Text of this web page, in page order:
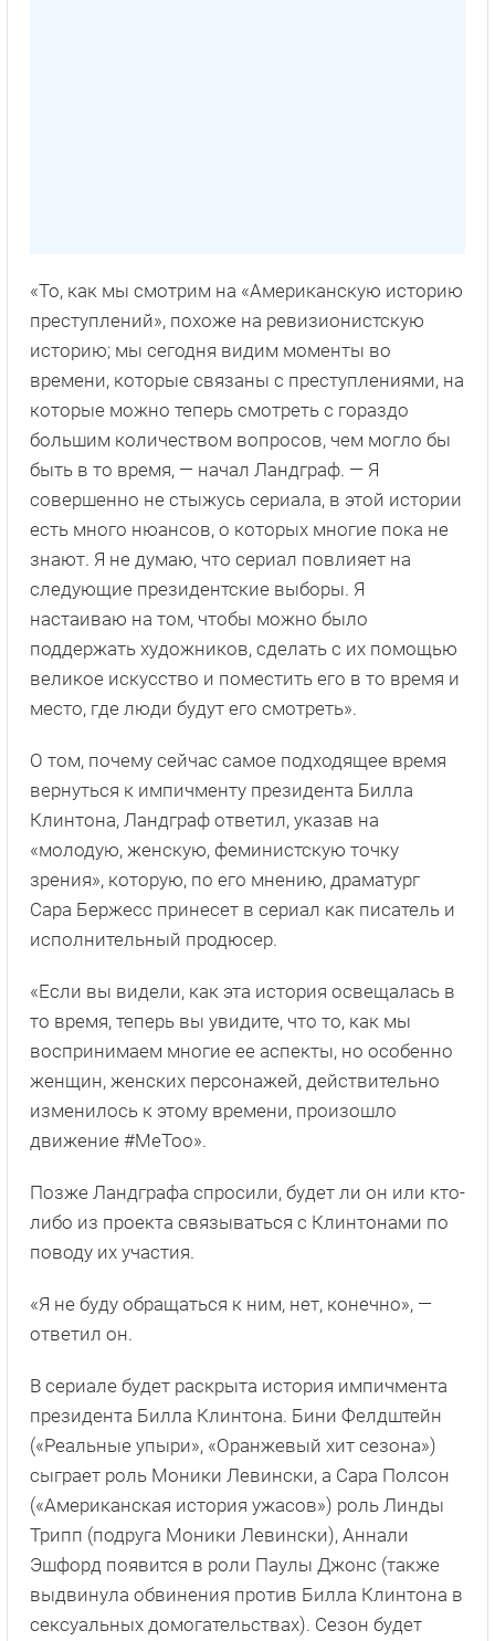
«То, как мы смотрим на «Американскую историю
преступлений», похоже на ревизионистскую
историю; мы сегодня видим моменты во
времени, которые связаны с преступлениями, на
которые можно теперь смотреть с гораздо
большим количеством вопросов, чем могло бы
быть в то время, — начал Ландграф. — Я
совершенно не стыжусь сериала, в этой истории
есть много нюансов, о которых многие пока не
знают. Я не думаю, что сериал повлияет на
следующие президентские выборы. Я
настаиваю на том, чтобы можно было
поддержать художников, сделать с их помощью
великое искусство и поместить его в то время и
место, где люди будут его смотреть».
О том, почему сейчас самое подходящее время
вернуться к импичменту президента Билла
Клинтона, Ландграф ответил, указав на
«молодую, женскую, феминистскую точку
зрения», которую, по его мнению, драматург
Сара Бержесс принесет в сериал как писатель и
исполнительный продюсер.
«Если вы видели, как эта история освещалась в
то время, теперь вы увидите, что то, как мы
воспринимаем многие ее аспекты, но особенно
женщин, женских персонажей, действительно
изменилось к этому времени, произошло
движение #MeToo».
Позже Ландграфа спросили, будет ли он или кто-
либо из проекта связываться с Клинтонами по
поводу их участия.
«Я не буду обращаться к ним, нет, конечно», —
ответил он.
В сериале будет раскрыта история импичмента
президента Билла Клинтона. Бини Фелдштейн
(«Реальные упыри», «Оранжевый хит сезона»)
сыграет роль Моники Левински, а Сара Полсон
(«Американская история ужасов») роль Линды
Трипп (подруга Моники Левински), Аннали
Эшфорд появится в роли Паулы Джонс (также
выдвинула обвинения против Билла Клинтона в
сексуальных домогательствах). Сезон будет